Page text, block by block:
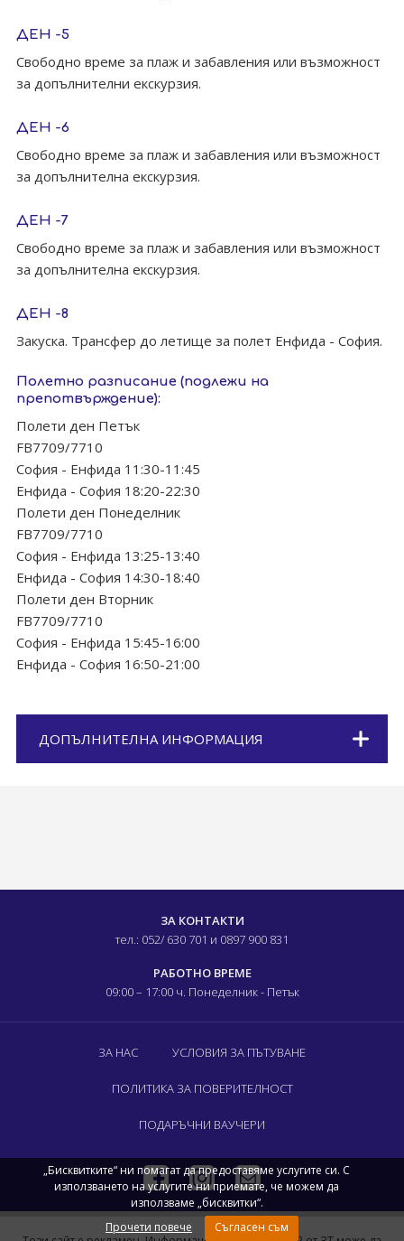
ДЕН -5
Свободно време за плаж и забавления или възможност
за допълнителни екскурзия.
ДЕН -6
Свободно време за плаж и забавления или възможност
за допълнителна екскурзия.
ДЕН -7
Свободно време за плаж и забавления или възможност
за допълнителна екскурзия.
ДЕН -8
Закуска. Tрансфер до летище за полет Енфида - София.
Полетно разписание (подлежи на
препотвърждение):
Полети ден Петък
FB7709/7710
София - Енфида 11:30-11:45
Енфида - София 18:20-22:30
Полети ден Понеделник
FB7709/7710
София - Енфида 13:25-13:40
Енфида - София 14:30-18:40
Полети ден Вторник
FB7709/7710
София - Енфида 15:45-16:00
Енфида - София 16:50-21:00
ДОПЪЛНИТЕЛНА ИНФОРМАЦИЯ
ЗА КОНТАКТИ
тел.: 052/ 630 701 и 0897 900 831
РАБОТНО ВРЕМЕ
09:00 – 17:00 ч. Понеделник - Петък
ЗА НАС УСЛОВИЯ ЗА ПЪТУВАНЕ
ПОЛИТИКА ЗА ПОВЕРИТЕЛНОСТ
ПОДАРЪЧНИ ВАУЧЕРИ
„Бисквитките“ ни помагат да предоставяме услугите си. С
използването на услугите ни приемате, че можем да
използваме „бисквитки“.
Прочети повече
Съгласен съм